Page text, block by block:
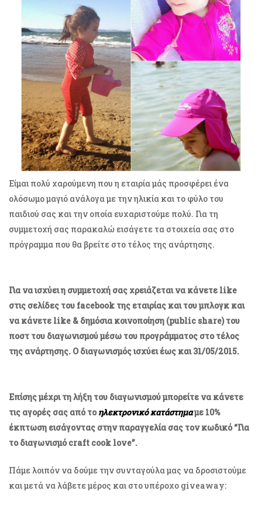
Είμαι πολύ χαρούμενη που η εταιρία μάς προσφέρει ένα
ολόσωμο μαγιό ανάλογα με την ηλικία και το φύλο του
παιδιού σας και την οποία ευχαριστούμε πολύ. Για τη
συμμετοχή σας παρακαλώ εισάγετε τα στοιχεία σας στο
πρόγραμμα που θα βρείτε στο τέλος της ανάρτησης.
Για να ισχύει η συμμετοχή σας χρειάζεται να κάνετε like
στις σελίδες του facebook της εταιρίας και του μπλογκ και
να κάνετε like & δημόσια κοινοποίηση (public share) του
ποστ του διαγωνισμού μέσω του προγράμματος στο τέλος
της ανάρτησης. Ο διαγωνισμός ισχύει έως και 31/05/2015.
Επίσης μέχρι τη λήξη του διαγωνισμού μπορείτε να κάνετε
τις αγορές σας από τοηλεκτρονικό κατάστημαμε 10%
έκπτωση εισάγοντας στην παραγγελία σας τον κωδικό “Για
το διαγωνισμό craft cook love”.
Πάμε λοιπόν να δούμε την συνταγούλα μας να δροσιστούμε
και μετά να λάβετε μέρος και στο υπέροχο giveaway: